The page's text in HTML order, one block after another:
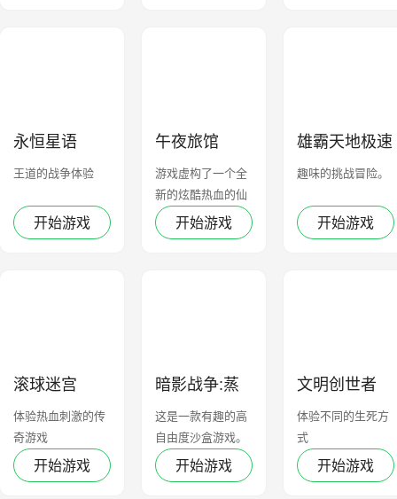
永恒星语
王道的战争体验
开始游戏
午夜旅馆
游戏虚构了一个全
新的炫酷热血的仙
侠世界开始游戏
雄霸天地极速
爽爆版
趣味的挑战冒险。
开始游戏
滚球迷宫
体验热血刺激的传
奇游戏
开始游戏
暗影战争:蒸
汽冲突
这是一款有趣的高
自由度沙盒游戏。
开始游戏
文明创世者
体验不同的生死方
式
开始游戏